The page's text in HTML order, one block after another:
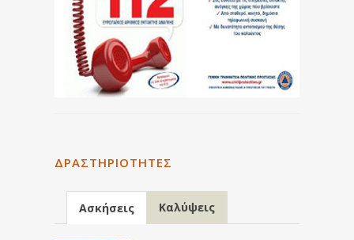
ΔΡΑΣΤΗΡΙΌΤΗΤΕΣ
Ασκήσεις Καλύψεις